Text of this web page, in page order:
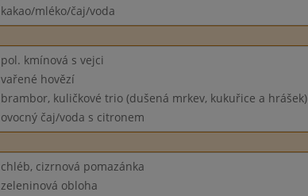
kakao/mléko/čaj/voda
pol. kmínová s vejci
vařené hovězí
brambor, kuličkové trio (dušená mrkev, kukuřice a hrášek)
ovocný čaj/voda s citronem
chléb, cizrnová pomazánka
zeleninová obloha